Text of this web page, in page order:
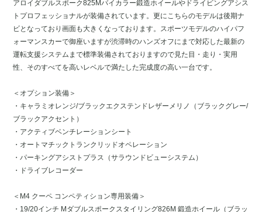
アロイダブルスポーク825Mバイカラー鍛造ホイールやドライビングアシス
トプロフェッショナルが装備されています。更にこちらのモデルは後期ナ
ビとなっており画面も大きくなっております。スポーツモデルのハイパフ
ォーマンスカーで御座いますが渋滞時のハンズオフにまで対応した最新の
運転支援システムまで標準装備されておりますので見た目・走り・実用
性、そのすべてを高いレベルで満たした完成度の高い一台です。
＜オプション装備＞
・キャラミオレンジ/ブラックエクステンドレザーメリノ（ブラックグレー/
ブラックアクセント）
・アクティブベンチレーションシート
・オートマチックトランクリッドオペレーション
・パーキングアシストプラス（サラウンドビューシステム）
・ドライブレコーダー
＜M4 クーペ コンペティション専用装備＞
・19/20インチ Mダブルスポークスタイリング826M 鍛造ホイール（ブラッ